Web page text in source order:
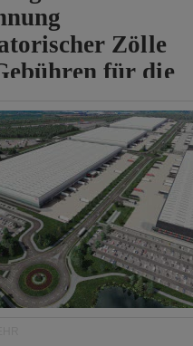
Zölle
für die